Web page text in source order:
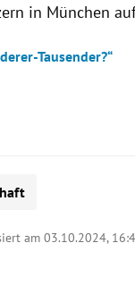
in München
Tausender?“
am 03.10.2024,